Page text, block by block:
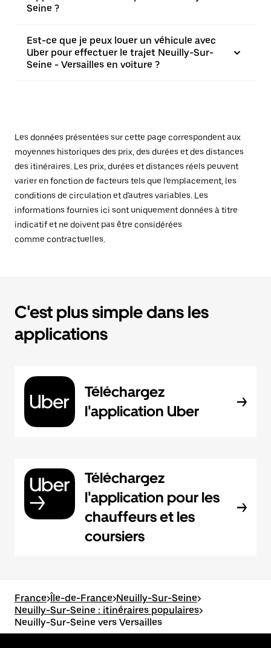
Seine ?
Est-ce que je peux louer un véhicule avec
Uber pour effectuer le trajet Neuilly-Sur-
Seine - Versailles en voiture ?
Les données présentées sur cette page correspondent aux
moyennes historiques des prix, des durées et des distances
des itinéraires. Les prix, durées et distances réels peuvent
varier en fonction de facteurs tels que l'emplacement, les
conditions de circulation et d'autres variables. Les
informations fournies ici sont uniquement données à titre
indicatif et ne doivent pas être considérées
comme contractuelles.
C'est plus simple dans les
applications
Téléchargez
l'application Uber
Téléchargez
l'application pour les
chauffeurs et les
coursiers
France>Île-de-France>Neuilly-Sur-Seine>
Neuilly-Sur-Seine : itinéraires populaires>
Neuilly-Sur-Seine vers Versailles